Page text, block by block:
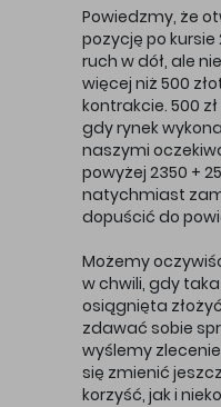
Powiedzmy, że
pozycję po kursie
ruch w dół, ale
więcej niż 500
kontrakcie. 500
gdy rynek
naszymi
powyżej 2350 +
natychmiast
dopuścić do
Możemy
w chwili, gdy
osiągnięta
zdawać sobie
wyślemy
się zmienić
korzyść, jak i